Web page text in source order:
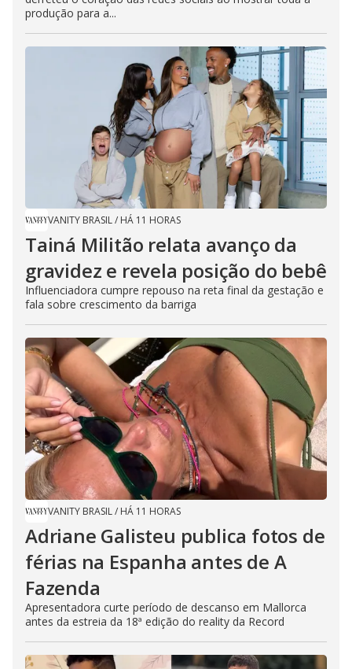
produção para a...
VANITY BRASIL/ HÁ 11 HORAS
Tainá Militão relata avanço da
gravidez e revela posição do bebê
Influenciadora cumpre repouso na reta final da gestação e
fala sobre crescimento da barriga
VANITY BRASIL/ HÁ 11 HORAS
Adriane Galisteu publica fotos de
férias na Espanha antes de A
Fazenda
Apresentadora curte período de descanso em Mallorca
antes da estreia da 18ª edição do reality da Record